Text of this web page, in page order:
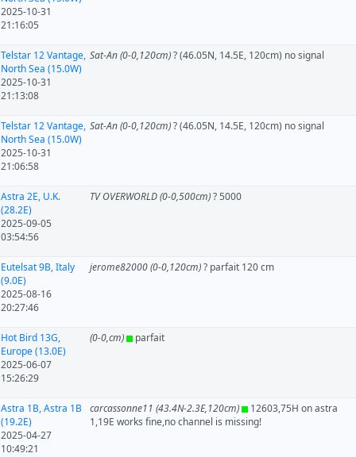
2025-10-31
21:16:05
Telstar 12 Vantage,
North Sea (15.0W)
2025-10-31
21:13:08
Sat-An (0-0,120cm)? (46.05N, 14.5E, 120cm) no signal
Telstar 12 Vantage,
North Sea (15.0W)
2025-10-31
21:06:58
Sat-An (0-0,120cm)? (46.05N, 14.5E, 120cm) no signal
Astra 2E, U.K.
(28.2E)
2025-09-05
03:54:56
TV OVERWORLD (0-0,500cm)? 5000
Eutelsat 9B, Italy
(9.0E)
2025-08-16
20:27:46
jerome82000 (0-0,120cm)? parfait 120 cm
Hot Bird 13G,
Europe (13.0E)
2025-06-07
15:26:29
(0-0,cm) parfait
Astra 1B, Astra 1B
(19.2E)
2025-04-27
10:49:21
carcassonne11 (43.4N-2.3E,120cm)
12603,75H on astra
1,19E works fine,no channel is missing!